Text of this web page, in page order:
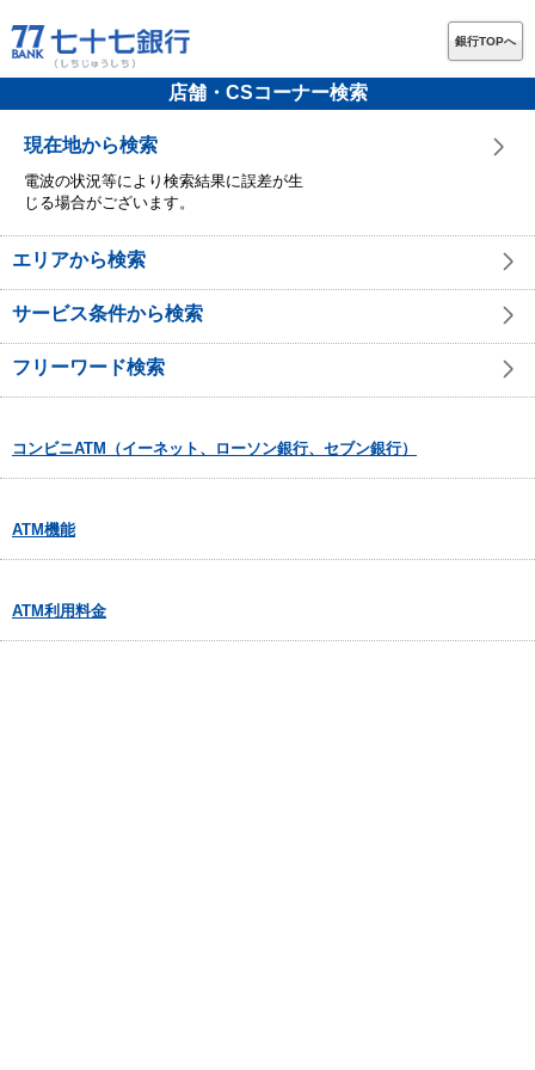
銀行TOPへ
店舗・CSコーナー検索
現在地から検索
電波の状況等により検索結果に誤差が生
じる場合がございます。
エリアから検索
サービス条件から検索
フリーワード検索
コンビニATM（イーネット、ローソン銀行、セブン銀行）
ATM機能
ATM利用料金